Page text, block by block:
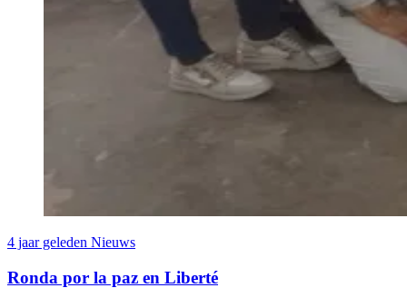
4 jaar geleden Nieuws
Ronda por la paz en Liberté